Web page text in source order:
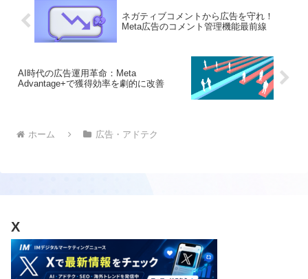
ネガティブコメントから広告を守れ！
Meta広告のコメント管理機能最前線
AI時代の広告運用革命：Meta
Advantage+で獲得効率を劇的に改善
ホーム 広告・アドテク
X